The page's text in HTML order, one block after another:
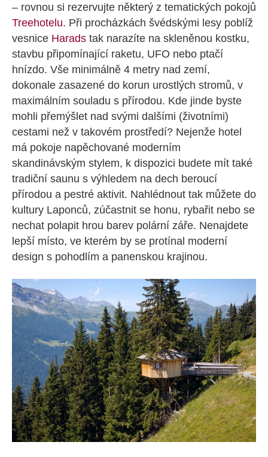
– rovnou si rezervujte některý z tematických pokojů
Treehotelu. Při procházkách švédskými lesy poblíž
vesnice Harads tak narazíte na skleněnou kostku,
stavbu připomínající raketu, UFO nebo ptačí
hnízdo. Vše minimálně 4 metry nad zemí,
dokonale zasazené do korun urostlých stromů, v
maximálním souladu s přírodou. Kde jinde byste
mohli přemýšlet nad svými dalšími (životními)
cestami než v takovém prostředí? Nejenže hotel
má pokoje napěchované moderním
skandinávským stylem, k dispozici budete mít také
tradiční saunu s výhledem na dech beroucí
přírodou a pestré aktivit. Nahlédnout tak můžete do
kultury Laponců, zúčastnit se honu, rybařit nebo se
nechat polapit hrou barev polární záře. Nenajdete
lepší místo, ve kterém by se protínal moderní
design s pohodlím a panenskou krajinou.